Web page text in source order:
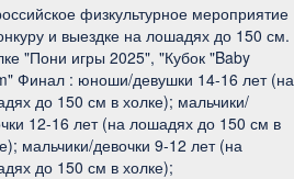
физкультурное мероприятие
и выездке на лошадях до 150 см.
"Пони игры 2025", "Кубок "Baby
Финал : юноши/девушки 14-16 лет (на
до 150 см в холке); мальчики/
12-16 лет (на лошадях до 150 см в
мальчики/девочки 9-12 лет (на
до 150 см в холке);